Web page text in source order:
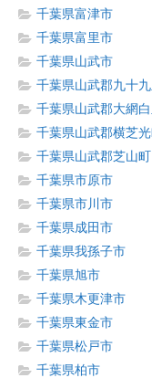
千葉県富津市
千葉県富里市
千葉県山武市
千葉県山武郡九十九
千葉県山武郡大網白
千葉県山武郡横芝光
千葉県山武郡芝山町
千葉県市原市
千葉県市川市
千葉県成田市
千葉県我孫子市
千葉県旭市
千葉県木更津市
千葉県東金市
千葉県松戸市
千葉県柏市